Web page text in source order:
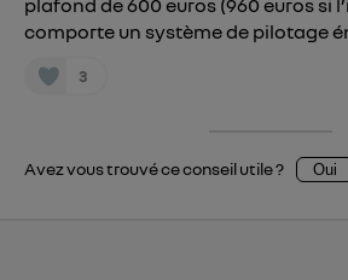
plafond de 600 euros (960 euros si
comporte un système de pilotage
3
Avez vous trouvé ce conseil utile ? Oui
consentement surle portail
") ou via la page « gérer Utiq » en
personnelles